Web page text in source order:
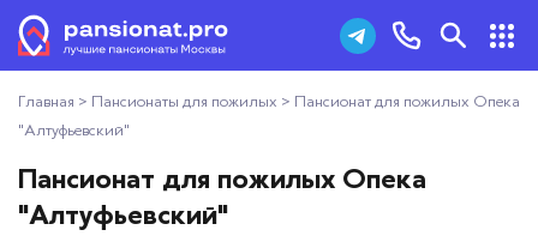
Пансионаты для пожилых
Дома престарелых
Пансионаты для ветеранов
Заказать звонок
Главная > Пансионаты для пожилых > Пансионат для пожилых Опека
"Алтуфьевский"
Пансионат для пожилых Опека
"Алтуфьевский"